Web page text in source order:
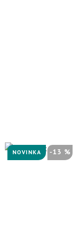
NOVINKA -13 %